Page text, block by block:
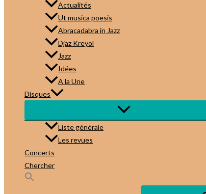
Actualités
Ut musica poesis
Abracadabra in Jazz
Djaz Kreyol
Jazz
Idées
A la Une
Disques
Liste générale
Les revues
Concerts
Chercher